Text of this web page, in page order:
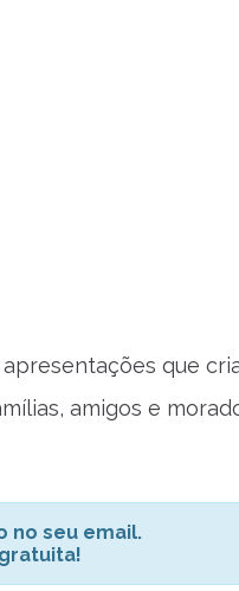
que
amigos e
no seu email.